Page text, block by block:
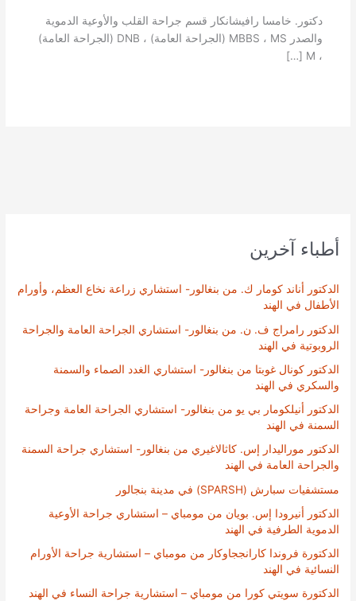
أطباء آخرين
الدكتور أناند كومار ك. من بنغالور- استشاري زراعة نخاع العظم، وأورام
الأطفال في الهند
الدكتور رامراج ف. ن. من بنغالور- استشاري الجراحة العامة والجراحة
الروبوتية في الهند
الدكتور كونال غوبتا من بنغالور- استشاري الغدد الصماء والسمنة
والسكري في الهند
الدكتور أنيلكومار بي يو من بنغالور- استشاري الجراحة العامة وجراحة
السمنة في الهند
الدكتور موراليدار إس. كاثالاغيري من بنغالور- استشاري جراحة السمنة
والجراحة العامة في الهند
مستشفيات سبارش (SPARSH) في مدينة بنجالور
الدكتور أنيرودا إس. بويان من مومباي – استشاري جراحة الأوعية
الدموية الطرفية في الهند
الدكتورة فروندا كارانججاوكار من مومباي – استشارية جراحة الأورام
النسائية في الهند
الدكتورة سويتي كورا من مومباي – استشارية جراحة النساء في الهند
دكتور. خامسا رافيشانكار قسم جراحة القلب والأوعية الدموية
والصدر MBBS ، MS (الجراحة العامة) ، DNB (الجراحة العامة)
، M […]